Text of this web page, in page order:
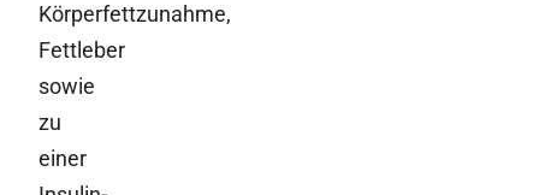
Körperfettzunahme,
Fettleber
sowie
zu
einer